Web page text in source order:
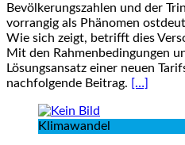
Bevölkerungszahlen und der
vorrangig als Phänomen
Wie sich zeigt, betrifft dies
Mit den Rahmenbedingungen
Lösungsansatz einer neuen
nachfolgende Beitrag. […]
Klimawandel